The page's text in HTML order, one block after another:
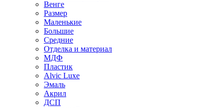
Венге
Размер
Маленькие
Большие
Средние
Отделка и материал
МДФ
Пластик
Alvic Luxe
Эмаль
Акрил
ДСП